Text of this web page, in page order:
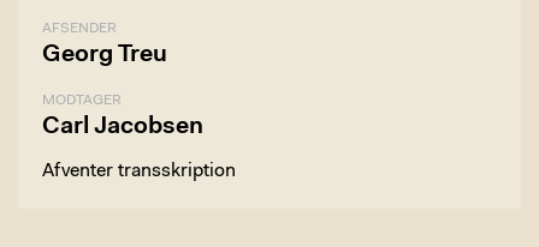
AFSENDER
Georg Treu
MODTAGER
Carl Jacobsen
Afventer transskription